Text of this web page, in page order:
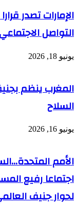
الإمارات تصدر
التواصل الاجتماعي
يونيو 18, 2026
المغرب ينظم
السلاح
يونيو 16, 2026
الأمم
اجتماعا رفيع
لحوار جنيف